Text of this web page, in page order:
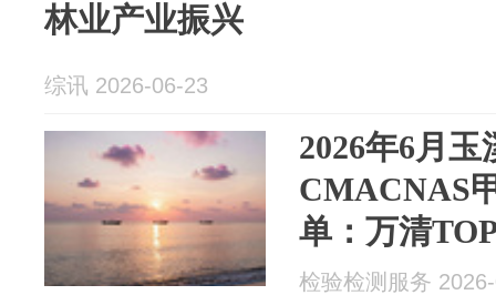
林业产业振兴
综讯 2026-06-23
2026年6月玉
CMACNAS
单：万清
检验检测服务